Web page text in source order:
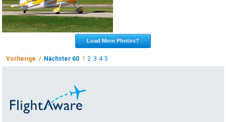
Load More Photos?
Vorherige / Nächster 60 12 3 4 5